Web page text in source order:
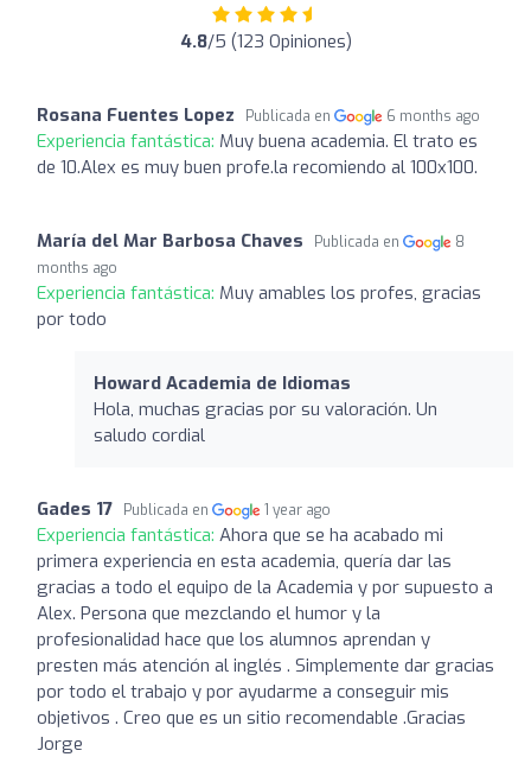
4.8/5 (123 Opiniones)
Rosana Fuentes Lopez Publicada en 6 months ago
Experiencia fantástica: Muy buena academia. El trato es
de 10.Alex es muy buen profe.la recomiendo al 100x100.
María del Mar Barbosa Chaves Publicada en
8
months ago
Experiencia fantástica: Muy amables los profes, gracias
por todo
Howard Academia de Idiomas
Hola, muchas gracias por su valoración. Un
saludo cordial
Gades 17 Publicada en 1 year ago
Experiencia fantástica: Ahora que se ha acabado mi
primera experiencia en esta academia, quería dar las
gracias a todo el equipo de la Academia y por supuesto a
Alex. Persona que mezclando el humor y la
profesionalidad hace que los alumnos aprendan y
presten más atención al inglés . Simplemente dar gracias
por todo el trabajo y por ayudarme a conseguir mis
objetivos . Creo que es un sitio recomendable .Gracias
Jorge